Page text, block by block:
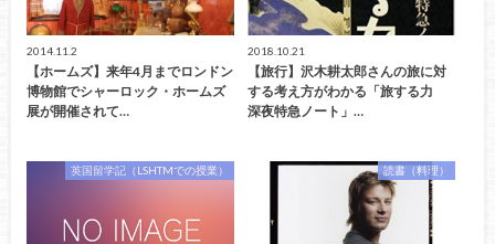
2014.11.2
【ホームズ】来年4月までロンドン
博物館でシャーロック・ホームズ
展が開催されて…
2018.10.21
【旅行】沢木耕太郎さんの旅に対
する考え方がわかる「旅する力
深夜特急ノート」…
英国留学記（LSHTMでの授業） 読書（料理）